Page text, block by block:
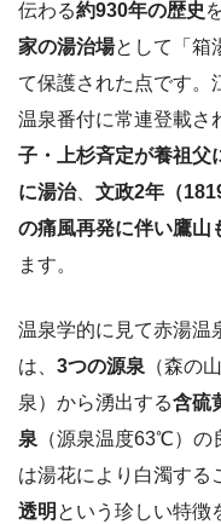
伝わる約930年の歴史
家の湯治場として「箱
て保護された点です。
温泉番付に常連登載さ
子・上杉斉定が養祖父
に湯治、 文政2年（
の痛風再発に伴い鷹山
ます。
温泉学的に見て赤湯温
は、 3つの源泉 （森の
泉）から湧出する含硫
泉 （源泉温度63℃）の
は湯花により白濁する
透明 という珍しい特徴